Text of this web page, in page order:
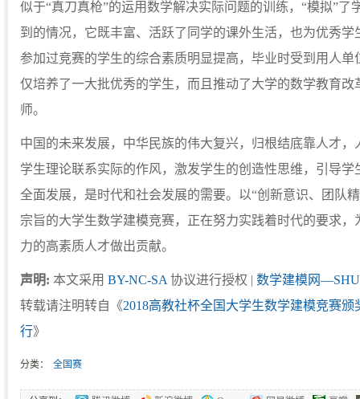
似于“真刀真枪”的运用数学解决实际问题的训练，“模拟”了
到的情况，它既丰富、活跃了同学的课外生活，也为优秀
参加过竞赛的学生的综合素质明显提高，毕业时受到用人
仅培养了一大批优秀的学生，而且推动了大学的数学教育
师。
中国的未来发展，中华民族的伟大复兴，归根结底靠人才
学生理论联系实际的作风，激发学生的创造性思维，引导
全面发展，是时代和社会发展的需要。以“创新意识、团队
宗旨的大学生数学建模竞赛，正在努力实践着时代的要求
力的高素质人才做出贡献。
声明: 本文采用 BY-NC-SA 协议进行授权 | 数学建模网
转载请注明转自《2018高教社杯全国大学生数学建模竞赛
行》
分类： 全国赛